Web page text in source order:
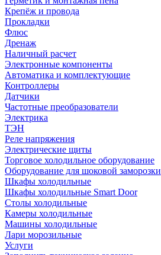
Крепёж и провода
Прокладки
Флюс
Дренаж
Наличный расчет
Электронные компоненты
Автоматика и комплектующие
Контроллеры
Датчики
Частотные преобразователи
Электрика
ТЭН
Реле напряжения
Электрические щиты
Торговое холодильное оборудование
Оборудование для шоковой заморозки
Шкафы холодильные
Шкафы холодильные Smart Door
Столы холодильные
Камеры холодильные
Машины холодильные
Лари морозильные
Услуги